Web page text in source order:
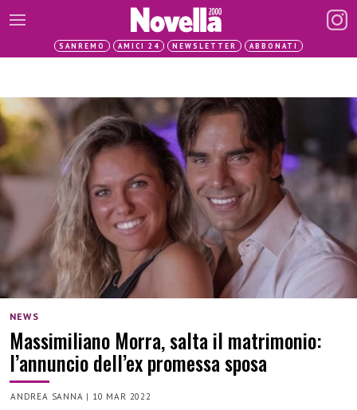
SANREMO AMICI 24 NEWSLETTER ABBONATI
NEWS
Massimiliano Morra, salta il matrimonio:
l’annuncio dell’ex promessa sposa
ANDREA SANNA | 10 MAR 2022